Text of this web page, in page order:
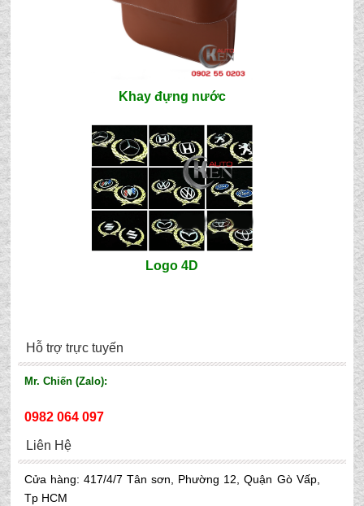
Khay đựng nước
Logo 4D
Hỗ trợ trực tuyến
Mr. Chiến (Zalo):
0982 064 097
Liên Hệ
Cửa hàng: 417/4/7 Tân sơn, Phường 12, Quận Gò Vấp,
Tp HCM